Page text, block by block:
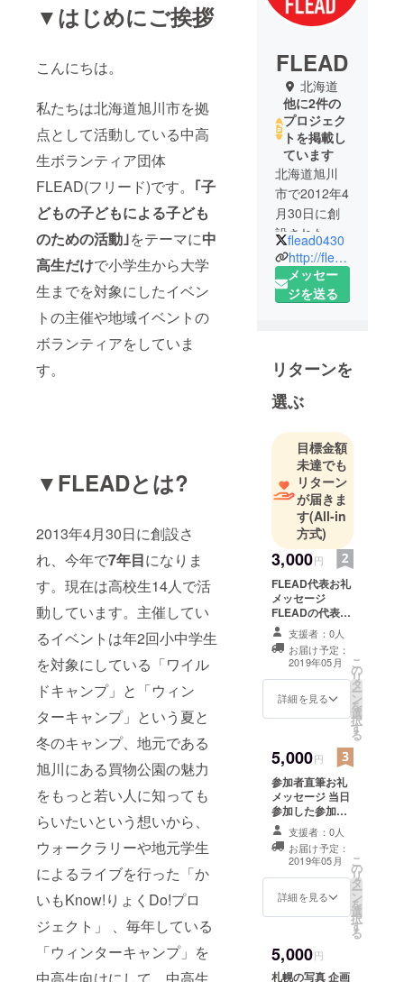
▼はじめにご挨拶
こんにちは。
私たちは北海道旭川市を拠
点として活動している中高
生ボランティア団体
FLEAD(フリード)です。 ｢子
どもの子どもによる子ども
のための活動｣をテーマに中
高生だけで小学生から大学
生までを対象にしたイベン
トの主催や地域イベントの
ボランティアをしていま
す。
▼FLEADとは?
2013年4月30日に創設さ
れ、今年で7年目になりま
す。現在は高校生14人で活
動しています。主催してい
るイベントは年2回小中学生
を対象にしている「ワイル
ドキャンプ」と「ウィン
ターキャンプ」という夏と
冬のキャンプ、地元である
旭川にある買物公園の魅力
をもっと若い人に知っても
らいたいという想いから、
ウォークラリーや地元学生
によるライブを行った「か
いもKnow!りょくDo!プロ
ジェクト」 、毎年している
「ウィンターキャンプ」を
FLEAD
北海道
他に2件の
プロジェク
トを掲載し
ています
北海道旭川
市で2012年4
月30日に創
設された中
高生ボラン
ティア団体
です。
ための活
動」をモッ
トーに、年
に2回のキャ
ンプや地域
の商店街を
盛り上げる
イベント、
発展途上国
の子供たち
を支援する
プロジェク
トを主催し
たり、地域
のイベント
へボラン
て参加した
す。
flead0430
http://flead0430.wixsite.com/flead
メッセー
ジを送る
リターンを
選ぶ
目標金額
未達でも
リターン
が届きま
す(All-in
方式)
3,000円
FLEAD代表お礼
メッセージ
FLEADの代表に
よるお礼のメッ
セージです。
支援者：0人
お届け予定：
2019年05月
詳細を見る
こ
の
リ
タ
ー
ン
を
選
択
す
る
5,000円
参加者直筆お礼
メッセージ 当日
参加した参加者
とFLEADメン
バー全員が直筆
でお礼のメッ
セージを書いて
そのメッセージ
をお送りしま
支援者：0人
お届け予定：
2019年05月
詳細を見る
こ
の
リ
タ
ー
ン
を
選
択
す
る
5,000円
札幌の写真 企画